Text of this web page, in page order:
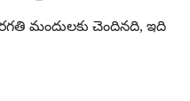
మందులకు చెందినది, ఇది